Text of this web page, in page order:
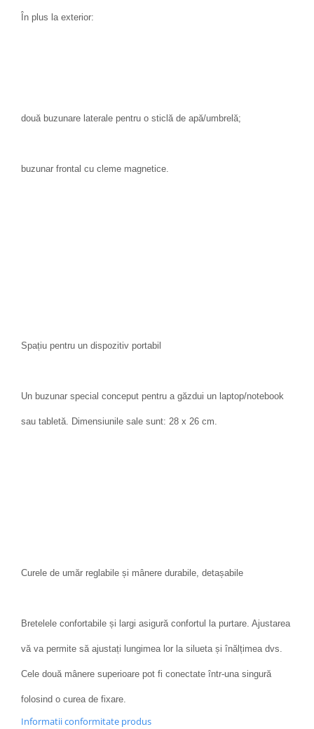
În plus la exterior:
două buzunare laterale pentru o sticlă de apă/umbrelă;
buzunar frontal cu cleme magnetice.
Spațiu pentru un dispozitiv portabil
Un buzunar special conceput pentru a găzdui un laptop/notebook
sau tabletă. Dimensiunile sale sunt: ​​28 x 26 cm.
Curele de umăr reglabile și mânere durabile, detașabile
Bretelele confortabile și largi asigură confortul la purtare. Ajustarea
vă va permite să ajustați lungimea lor la silueta și înălțimea dvs.
Cele două mânere superioare pot fi conectate într-una singură
folosind o curea de fixare.
Informatii conformitate produs